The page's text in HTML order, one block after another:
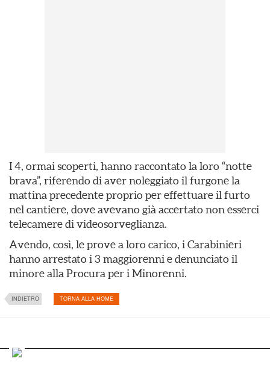
I 4, ormai scoperti, hanno raccontato la loro “notte
brava”, riferendo di aver noleggiato il furgone la
mattina precedente proprio per effettuare il furto
nel cantiere, dove avevano già accertato non esserci
telecamere di videosorveglianza.
Avendo, così, le prove a loro carico, i Carabinieri
hanno arrestato i 3 maggiorenni e denunciato il
minore alla Procura per i Minorenni.
INDIETRO TORNA ALLA HOME